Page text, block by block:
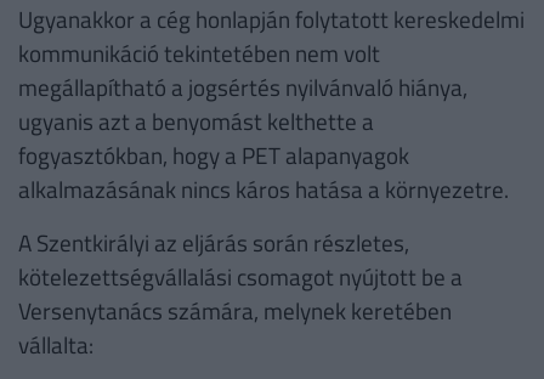
Ugyanakkor a cég honlapján folytatott kereskedelmi
kommunikáció tekintetében nem volt
megállapítható a jogsértés nyilvánvaló hiánya,
ugyanis azt a benyomást kelthette a
fogyasztókban, hogy a PET alapanyagok
alkalmazásának nincs káros hatása a környezetre.
A Szentkirályi az eljárás során részletes,
kötelezettségvállalási csomagot nyújtott be a
Versenytanács számára, melynek keretében
vállalta: